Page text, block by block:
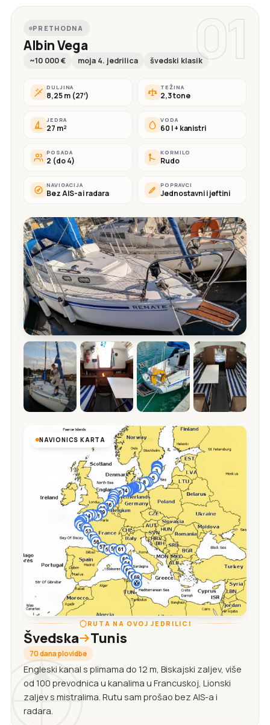
01
PRETHODNA
Albin Vega
~10 000 € moja 4. jedrilica švedski klasik
DULJINA
8,25 m (27′)
TEŽINA
2,3 tone
JEDRA
27 m²
VODA
60 l + kanistri
POSADA
2 (do 4)
KORMILO
Rudo
NAVIGACIJA
Bez AIS-a i radara
POPRAVCI
Jednostavni i jeftini
NAVIONICS KARTA
RUTA NA OVOJ JEDRILICI
Švedska Tunis
70 dana plovidbe
Engleski kanal s plimama do 12 m, Biskajski zaljev, više
od 100 prevodnica u kanalima u Francuskoj, Lionski
zaljev s mistralima. Rutu sam prošao bez AIS-a i
radara.